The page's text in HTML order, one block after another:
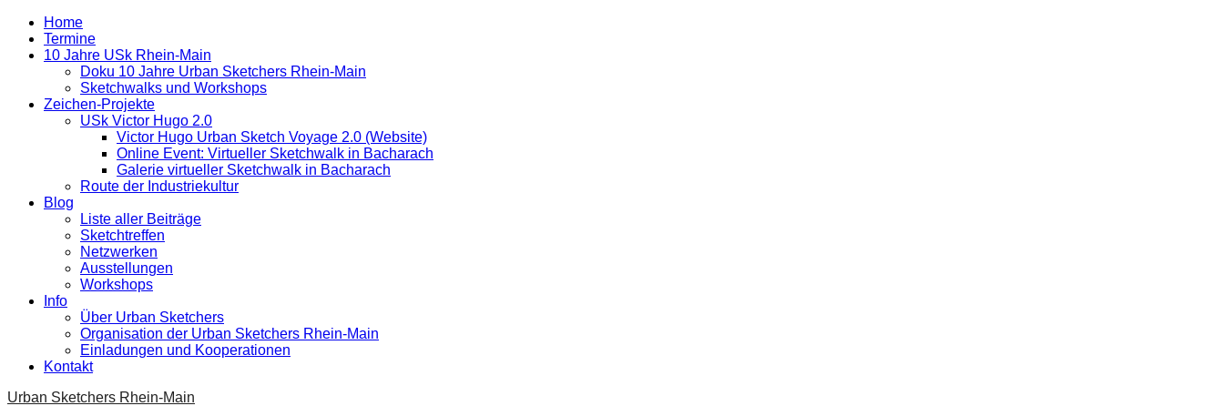
Home
Termine
10 Jahre USk Rhein-Main
Doku 10 Jahre Urban Sketchers Rhein-Main
Sketchwalks und Workshops
Zeichen-Projekte
USk Victor Hugo 2.0
Victor Hugo Urban Sketch Voyage 2.0 (Website)
Online Event: Virtueller Sketchwalk in Bacharach
Galerie virtueller Sketchwalk in Bacharach
Route der Industriekultur
Blog
Liste aller Beiträge
Sketchtreffen
Netzwerken
Ausstellungen
Workshops
Info
Über Urban Sketchers
Organisation der Urban Sketchers Rhein-Main
Einladungen und Kooperationen
Kontakt
Urban Sketchers Rhein-Main